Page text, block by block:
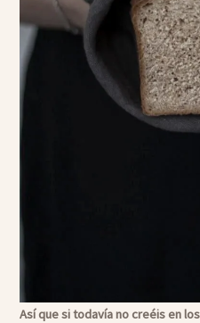
Así que si todavía no creéis en